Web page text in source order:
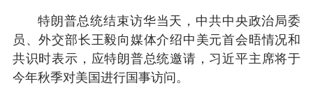
特朗普总统结束访华当天，中共中央政治局委
员、外交部长王毅向媒体介绍中美元首会晤情况和
共识时表示，应特朗普总统邀请，习近平主席将于
今年秋季对美国进行国事访问。